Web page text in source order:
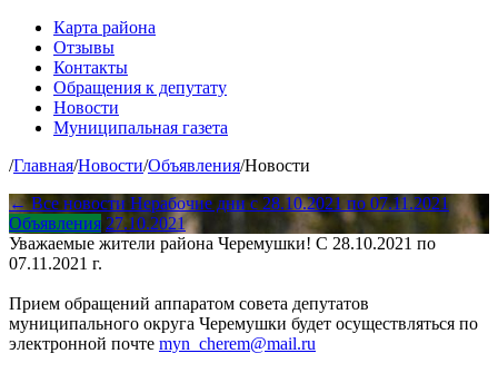
Карта района
Отзывы
Контакты
Обращения к депутату
Новости
Муниципальная газета
/Главная/Новости/Объявления/Новости
← Все новости Нерабочие дни с 28.10.2021 по 07.11.2021
Объявления 27.10.2021
Уважаемые жители района Черемушки! С 28.10.2021 по
07.11.2021 г.
Прием обращений аппаратом совета депутатов
муниципального округа Черемушки будет осуществляться по
электронной почте myn_cherem@mail.ru